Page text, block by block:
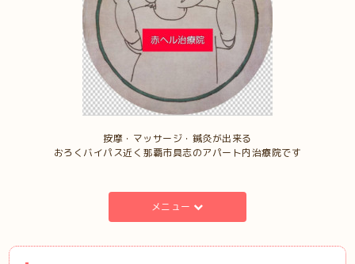
按摩・マッサージ・鍼灸が出来る
おろくバイパス近く那覇市具志のアパート内治療院です
メニュー